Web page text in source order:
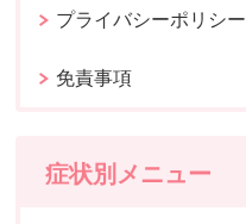
プライバシーポリシー
免責事項
症状別メニュー